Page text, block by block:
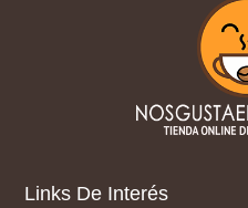
Links De Interés